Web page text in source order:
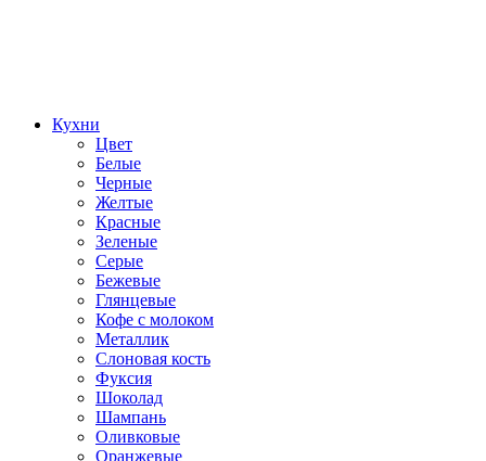
Кухни
Цвет
Белые
Черные
Желтые
Красные
Зеленые
Серые
Бежевые
Глянцевые
Кофе с молоком
Металлик
Слоновая кость
Фуксия
Шоколад
Шампань
Оливковые
Оранжевые